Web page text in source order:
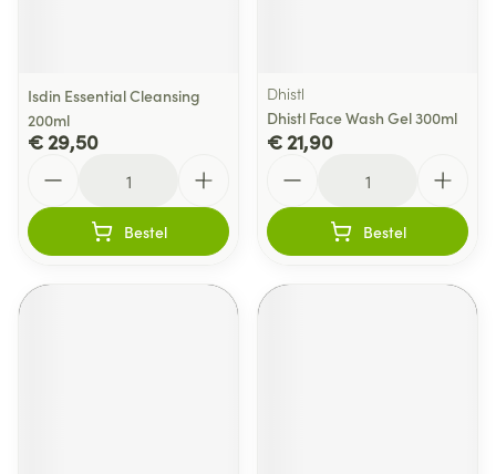
Isdin Essential Cleansing
200ml
€ 29,50
Bestel
Dhistl
Dhistl Face Wash Gel 300ml
€ 21,90
Bestel